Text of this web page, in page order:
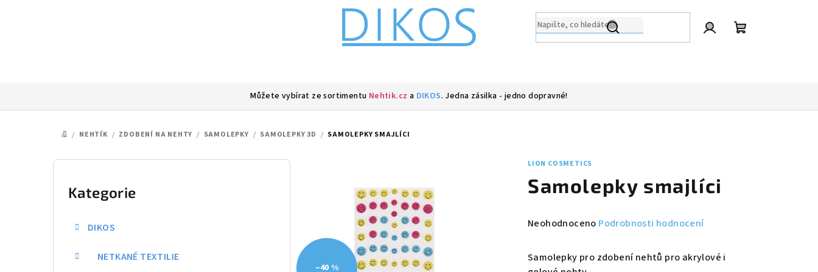
Můžete vybírat ze sortimentu Nehtik.cz a DIKOS. Jedna zásilka - jedno dopravné!
DOMŮ
/ NEHTÍK / ZDOBENÍ NA NEHTY / SAMOLEPKY / SAMOLEPKY 3D / SAMOLEPKY SMAJLÍCI
P
Přeskočit
kategorie
Kategorie
DIKOS
NETKANÉ TEXTILIE
LION COSMETICS
Samolepky smajlíci
Průměrné
produktu
Neohodnoceno Podrobnosti hodnocení
Samolepky pro zdobení nehtů pro akrylové i
–40 %